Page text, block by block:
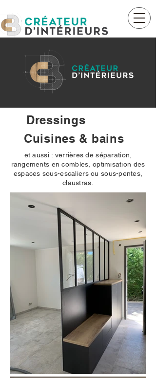
CB créateur d'intérieurs
Dressings
Cuisines & bains
et aussi : verrières de séparation,
rangements en combles, optimisation des
espaces sous-escaliers ou sous-pentes,
claustras.